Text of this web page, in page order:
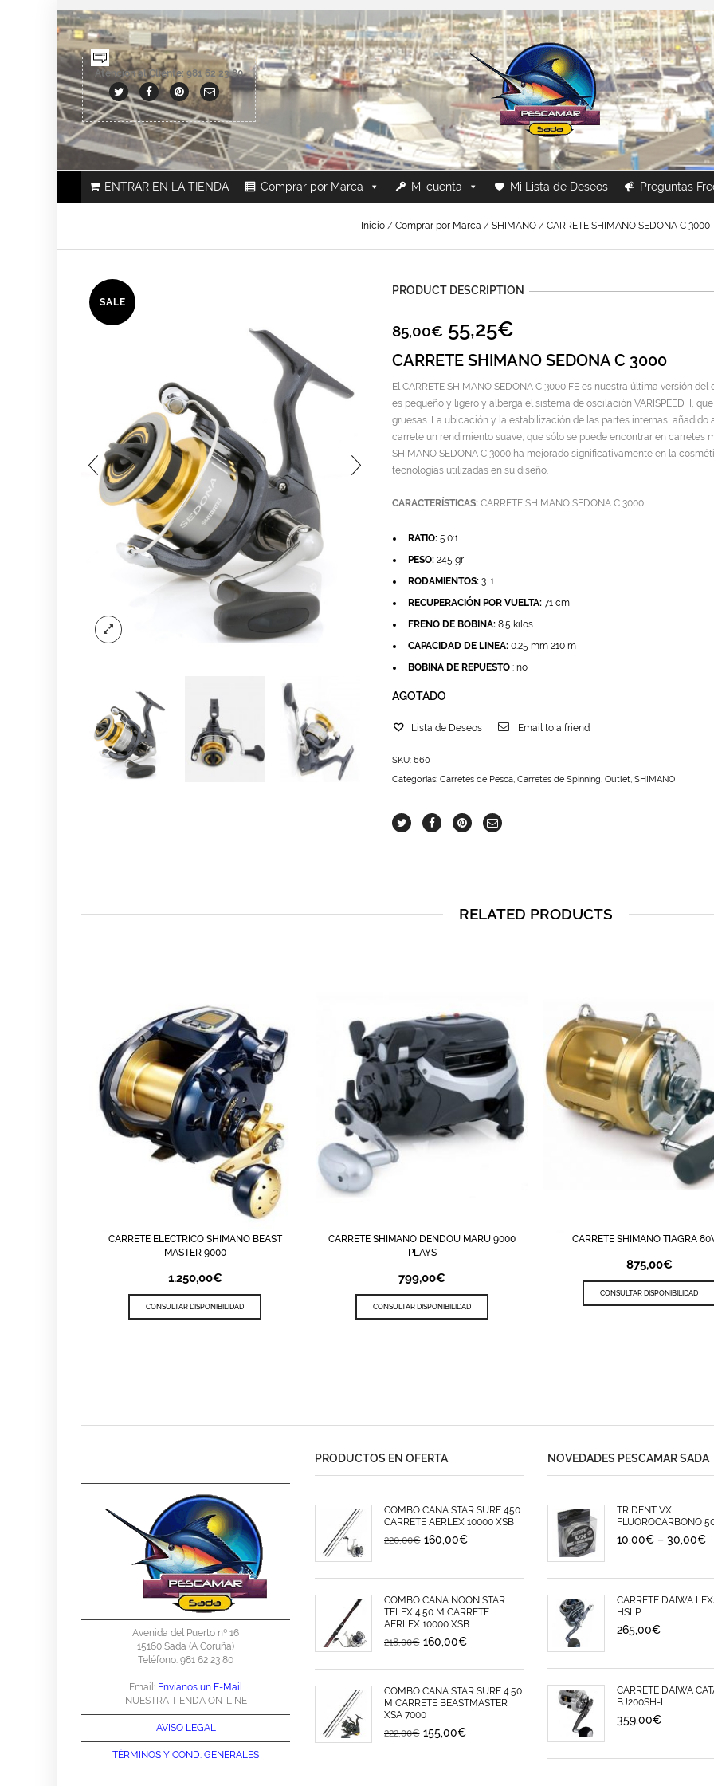
Atención al Cliente: 981 62 23 80
ENTRAR EN LA TIENDA Comprar por Marca Mi cuenta Mi Lista de Deseos Preguntas
Inicio / Comprar por Marca / SHIMANO / CARRETE SHIMANO SEDONA C 3000
SALE
PRODUCT DESCRIPTION
85,00€ 55,25€
CARRETE SHIMANO SEDONA C 3000
El CARRETE SHIMANO SEDONA C 3000 FE es nuestra última versión
es pequeño y ligero y alberga el sistema de oscilación VARISPEED II,
gruesas. La ubicación y la estabilización de las partes internas,
carrete un rendimiento suave, que sólo se puede encontrar en carretes
SHIMANO SEDONA C 3000 ha mejorado significativamente en la
tecnologías utilizadas en su diseño.
CARACTERÍSTICAS: CARRETE SHIMANO SEDONA C 3000
RATIO: 5.0:1
PESO: 245 gr
RODAMIENTOS: 3+1
RECUPERACIÓN POR VUELTA: 71 cm
FRENO DE BOBINA: 8.5 kilos
CAPACIDAD DE LINEA: 0.25 mm 210 m
BOBINA DE REPUESTO : no
AGOTADO
Lista de Deseos Email to a friend
SKU: 660
Categorías: Carretes de Pesca, Carretes de Spinning, Outlet, SHIMANO
RELATED PRODUCTS
LISTA DE DESEOS
CARRETE ELECTRICO SHIMANO BEAST
MASTER 9000
1.250,00€
CONSULTAR DISPONIBILIDAD
LISTA DE DESEOS QUICK VIEW
CARRETE SHIMANO DENDOU MARU 9000
PLAYS
799,00€
CONSULTAR DISPONIBILIDAD
CARRETE SHIMANO TIAGRA
875,00€
CONSULTAR DISPONIBILIDAD
Avenida del Puerto nº 16
15160 Sada (A Coruña)
Teléfono: 981 62 23 80
Email: Envíanos un E-Mail
NUESTRA TIENDA ON-LINE
AVISO LEGAL
TÉRMINOS Y COND. GENERALES
PRODUCTOS EN OFERTA
COMBO CAÑA STAR SURF 450
CARRETE AERLEX 10000 XSB
220,00€ 160,00€
COMBO CAÑA NOON STAR
TELEX 4.50 M CARRETE
AERLEX 10000 XSB
218,00€ 160,00€
COMBO CAÑA STAR SURF 4.50
M CARRETE BEASTMASTER
XSA 7000
222,00€ 155,00€
NOVEDADES PESCAMAR SADA
TRIDENT VX
FLUOROCARBONO
10,00€ – 30,00€
CARRETE DAIWA
HSLP
265,00€
CARRETE DAIWA
BJ200SH-L
359,00€